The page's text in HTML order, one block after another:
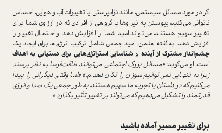
اگر در مورد مسائل سیستمی، مانند نژادپرستی یا تغییرات آب و هوایی، احساس
ناتوانی می‌کنید، پیوستن به نیروها با گروهی از افرادی که در آرزوی شما برای
تغییر سهیم هستند، می‌تواند امید شما را افزایش دهد و احتمال تغییر را
افزایش دهد. به گفته هلمن، امید جمعی شامل ترکیب انرژی‌ها برای ایجاد یک
چشم‌انداز مشترک از آیندهوشناسایی استراتژی‌هایی برای دستیابی به اهداف
است. او می‌گوید: «مسائل بزرگ اجتماعی می‌توانند طاقت‌فرسا به نظر برسند
زیرا به تنهایی نمی‌توانیم سوزن را تکان دهیم.» «اما وقتی دیگرانی را پیدا
می‌کنیم که در داستان یا تجربه ما سهیم هستند، به طور جمعی یک صدا و انرژی
قدرتمند را تشکیل می‌دهیم که می‌تواند بر تغییر تأثیر بگذارد.»
برای تغییر مسیر آماده باشید